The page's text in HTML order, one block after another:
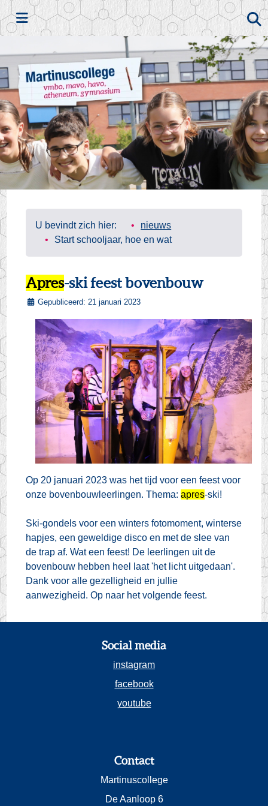
Zoeken
U bevindt zich hier:
nieuws
Start schooljaar, hoe en wat
Apres-ski feest bovenbouw
Gepubliceerd: 21 januari 2023
Op 20 januari 2023 was het tijd voor een feest voor
onze bovenbouwleerlingen. Thema:apres-ski!
Ski-gondels voor een winters fotomoment, winterse
hapjes, een geweldige disco en met de slee van
de trap af. Wat een feest! De leerlingen uit de
bovenbouw hebben heel laat 'het licht uitgedaan'.
Dank voor alle gezelligheid en jullie
aanwezigheid. Op naar het volgende feest.
Social media
instagram
facebook
youtube
Contact
Martinuscollege
De Aanloop 6